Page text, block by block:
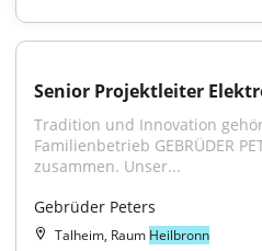
Senior Projektleiter
Tradition und Innovation
Familienbetrieb GEBRÜDER
zusammen. Unser...
Gebrüder Peters
Talheim, Raum Heilbronn